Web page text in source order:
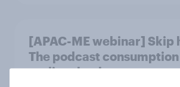
[APAC-ME webinar] Skip
The podcast consumption
reality check